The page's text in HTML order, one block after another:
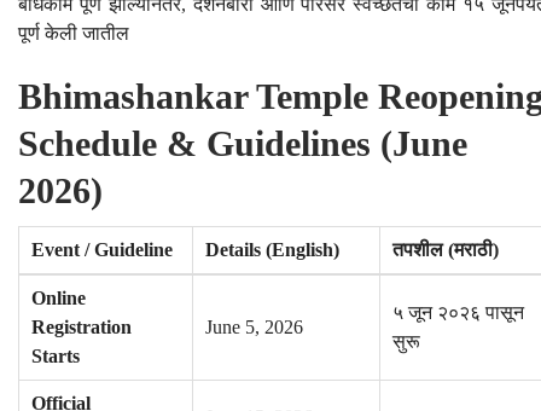
बांधकाम पूर्ण झाल्यानंतर, दर्शनबारी आणि परिसर स्वच्छतेची कामे १५
पूर्ण केली जातील
Bhimashankar Temple
Schedule & Guidelines (June
2026)
Event / Guideline Details (English) तपशील (मराठी)
Online
Registration
Starts
June 5, 2026
५ जून २०२६ पासून
सुरू
Official